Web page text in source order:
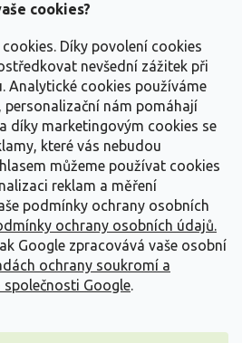
cookies?
Díky povolení cookies
nevšední zážitek při
Analytické cookies používáme
personalizační nám pomáhají
díky marketingovým cookies se
které vás nebudou
můžeme používat cookies
reklam a měření
podmínky ochrany osobních
ochrany osobních údajů.
Google zpracovává vaše osobní
ochrany soukromí a
Google.
Vytvořil Shoptet